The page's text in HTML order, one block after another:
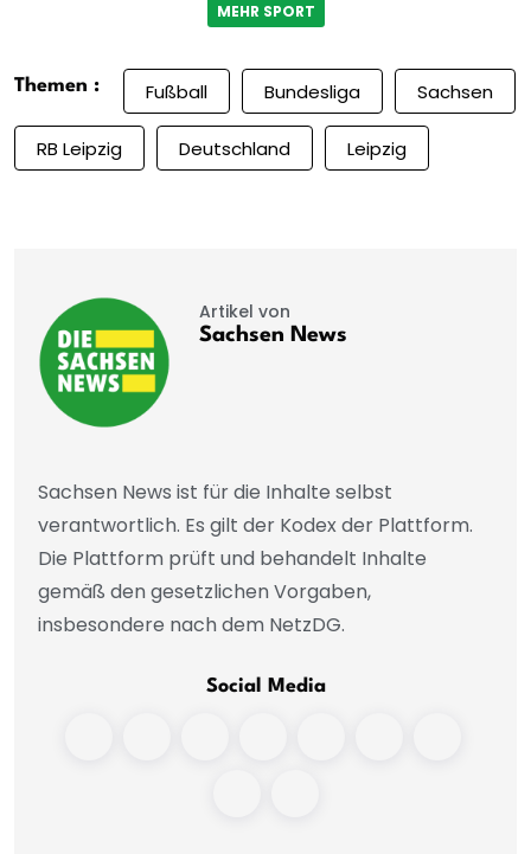
MEHR SPORT
Themen : Fußball Bundesliga Sachsen
RB Leipzig Deutschland Leipzig
Artikel von
Sachsen News
Sachsen News ist für die Inhalte selbst
verantwortlich. Es gilt der Kodex der Plattform.
Die Plattform prüft und behandelt Inhalte
gemäß den gesetzlichen Vorgaben,
insbesondere nach dem NetzDG.
Social Media